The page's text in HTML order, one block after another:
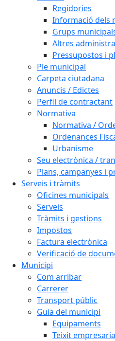
Regidories
Informació dels
Grups
Altres
Pressupostos i
Ple municipal
Carpeta ciutadana
Anuncis / Edictes
Perfil de contractant
Normativa
Normativa /
Ordenances
Urbanisme
Seu electrònica /
Plans, campanyes i
Serveis i tràmits
Oficines municipals
Serveis
Tràmits i gestions
Impostos
Factura electrònica
Verificació de
Municipi
Com arribar
Carrerer
Transport públic
Guia del municipi
Equipaments
Teixit